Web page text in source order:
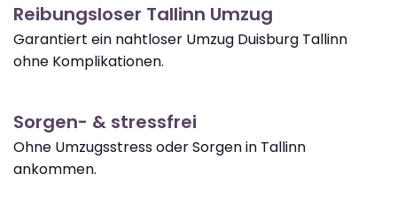
Reibungsloser Tallinn Umzug
Garantiert ein nahtloser Umzug Duisburg Tallinn
ohne Komplikationen.
Sorgen- & stressfrei
Ohne Umzugsstress oder Sorgen in Tallinn
ankommen.